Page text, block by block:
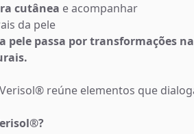
cutânea e acompanhar
da pele
pele passa por transformações
reúne elementos que